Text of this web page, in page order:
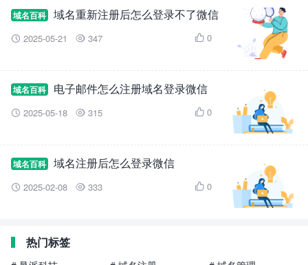
域名百科 域名重新注册后怎么登录不了微信
 2025-05-21  347  0
域名百科 电子邮件怎么注册域名登录微信
 2025-05-18  315  0
域名百科 域名注册后怎么登录微信
 2025-02-08  333  0
热门标签